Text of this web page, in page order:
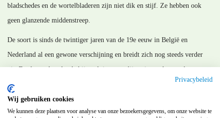
bladschedes en de wortelbladeren zijn niet dik en stijf. Ze hebben ook
geen glanzende middenstreep.
De soort is sinds de twintiger jaren van de 19e eeuw in België en
Nederland al een gewone verschijning en breidt zich nog steeds verder
uit. Dat komt doordat de bij vochtig weer slijmerige zaden aan het
schoeisel van wandelaars en fietsers blijft plakken.
MM_120117
Privacybeleid
Wij gebruiken cookies
We kunnen deze plaatsen voor analyse van onze bezoekersgegevens, om onze website te